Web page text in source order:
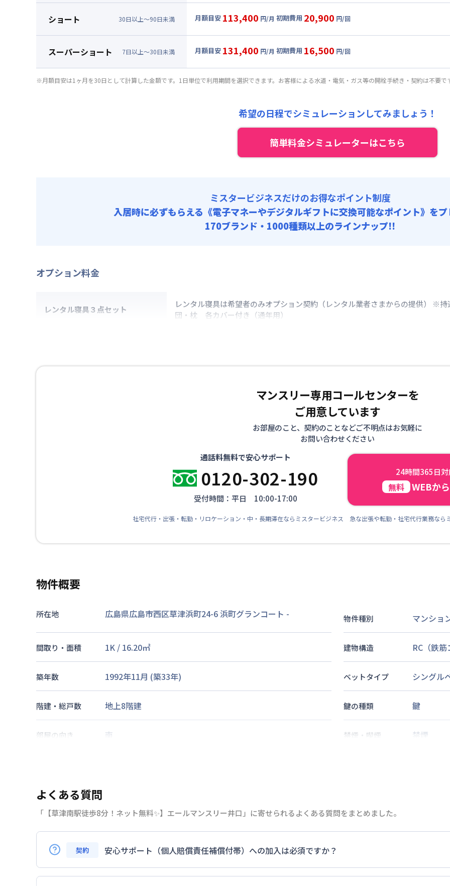
光熱費他 : 24,000円/月 (800円/日) (税抜)
清掃料他 : 37,000円/回 (税抜)
その他費用 :
初期費用
事務手数料 : 3,000円/回 (税抜)
78,000円/月 (2,600円/日)
光熱費他 : 24,000円/月 (800円/日) (税抜)
清掃料他 : 23,000円/回 (税抜)
その他費用 :
管理費: 6,000円/月 (200円/日)
ショート 30日以上～90日未満 月額目安 113,400 円/月 初期費用 20,900 円/回
81,000円/月 (2,700円/日)
光熱費他 : 24,000円/月 (800円/日) (税抜)
清掃料他 : 16,000円/回 (税抜)
6,000円/月 (200円/日)
事務手数料 : 3,000円/回 (税抜)
スーパーショート 7日以上～30日未満 月額目安 131,400 円/月 初期費用 16,500 円/回
月額賃料目安(30日利用)
12,000円/回 (税抜)
6,000円/月 (200円/日)
※月額目安は1ヶ月を30日として計算した金額です。1日単位で利用期間を選択できます。お客様による水道・電気・ガス等の開栓手続き・契約は不要で
希望の日程でシミュレーションしてみましょう！
簡単料金シミュレーターはこちら
ミスタービジネスだけのお得なポイント制度
入居時に必ずもらえる 《電子マネーやデジタルギフトに交換可能なポイント》を
170ブランド・1000種類以上のラインナップ!!
オプション料金
レンタル寝具３点セット
レンタル寝具は希望者のみオプション契約（レンタル業者さまからの提供） ※
団・枕 各カバー付き（通年用）
マンスリー専用コールセンターを
ご用意しています
お部屋のこと、契約のことなどご不明点はお気軽に
お問い合わせください
通話料無料で安心サポート
0120-302-190
受付時間：平日 10:00-17:00
24時間365日
無料 WEBか
社宅代行・出張・転勤・リロケーション・中・長期滞在ならミスタービジネス 急な出張や転勤・社宅代行業務なら
物件概要
所在地 広島県広島市西区草津浜町24-6 浜町グランコート - 物件種別 マンショ
間取り・面積 1K / 16.20㎡ 建物構造 RC（鉄
築年数 1992年11月 (築33年) ベットタイプ シングル
階建・総戸数 地上8階建 鍵の種類 鍵
部屋の向き 南 禁煙・喫煙 禁煙
情報更新日 2026年7月25日
よくある質問
「【草津南駅徒歩8分！ネット無料✨】エールマンスリー井口」に寄せられるよくある質問をまとめました。
契約
安心サポート（個人賠償責任補償付帯）への加入は必須ですか？
はい。安心サポートへの加入は必須となります。料金プランでは清掃料欄に期間によって設定されている